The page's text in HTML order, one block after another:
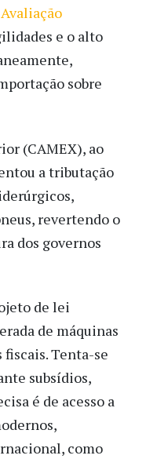
Avaliação
e o alto
sobre
(CAMEX), ao
a tributação
revertendo o
dos governos
de lei
de máquinas
Tenta-se
subsídios,
é de acesso a
como